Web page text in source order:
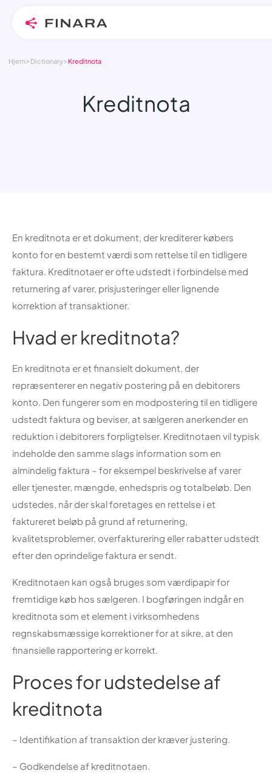
Skip
Hjem> Dictionary> Kreditnota
Kreditnota
En kreditnota er et dokument, der krediterer købers
konto for en bestemt værdi som rettelse til en tidligere
faktura. Kreditnotaer er ofte udstedt i forbindelse med
returnering af varer, prisjusteringer eller lignende
korrektion af transaktioner.
Hvad er kreditnota?
En kreditnota er et finansielt dokument, der
repræsenterer en negativ postering på en debitorers
konto. Den fungerer som en modpostering til en tidligere
udstedt faktura og beviser, at sælgeren anerkender en
reduktion i debitorers forpligtelser. Kreditnotaen vil typisk
indeholde den samme slags information som en
almindelig faktura – for eksempel beskrivelse af varer
eller tjenester, mængde, enhedspris og totalbeløb. Den
udstedes, når der skal foretages en rettelse i et
faktureret beløb på grund af returnering,
kvalitetsproblemer, overfakturering eller rabatter udstedt
efter den oprindelige faktura er sendt.
Kreditnotaen kan også bruges som værdipapir for
fremtidige køb hos sælgeren. I bogføringen indgår en
kreditnota som et element i virksomhedens
regnskabsmæssige korrektioner for at sikre, at den
finansielle rapportering er korrekt.
Proces for udstedelse af
kreditnota
– Identifikation af transaktion der kræver justering.
– Godkendelse af kreditnotaen.